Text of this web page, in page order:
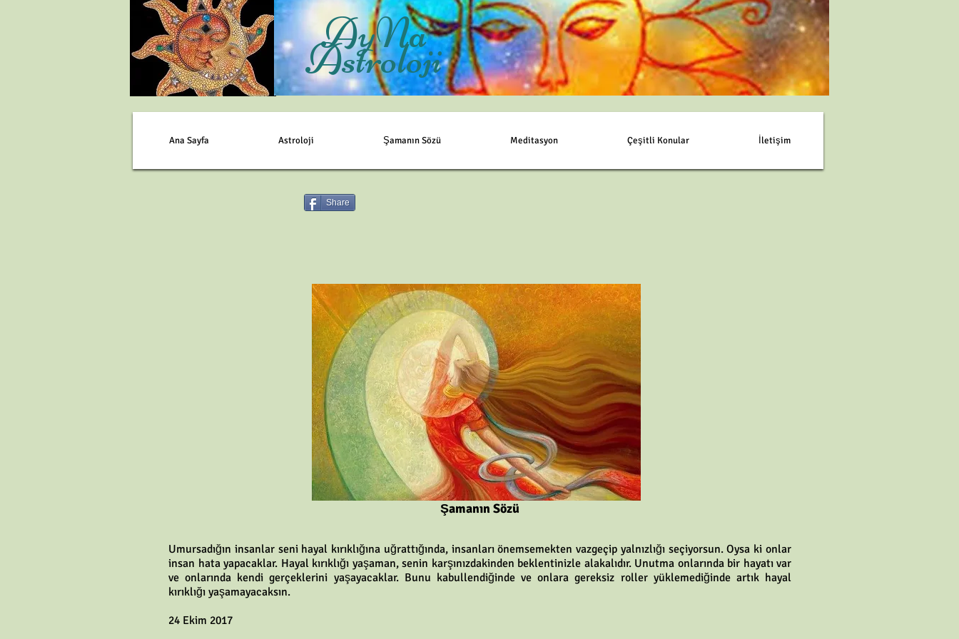
AyNa
Astroloji
Şamanın Sözü
Umursadığın insanlar seni hayal kırıklığına uğrattığında, insanları önemsemekten vazgeçip yalnızlığı seçiyorsun. Oysa ki onlar
insan hata yapacaklar. Hayal kırıklığı yaşaman, senin karşınızdakinden beklentinizle alakalıdır. Unutma onlarında bir hayatı var
ve onlarında kendi gerçeklerini yaşayacaklar. Bunu kabullendiğinde ve onlara gereksiz roller yüklemediğinde artık hayal
kırıklığı yaşamayacaksın.
24 Ekim 2017
Share
Ana Sayfa Astroloji Şamanın Sözü Meditasyon Çeşitli Konular İletişim